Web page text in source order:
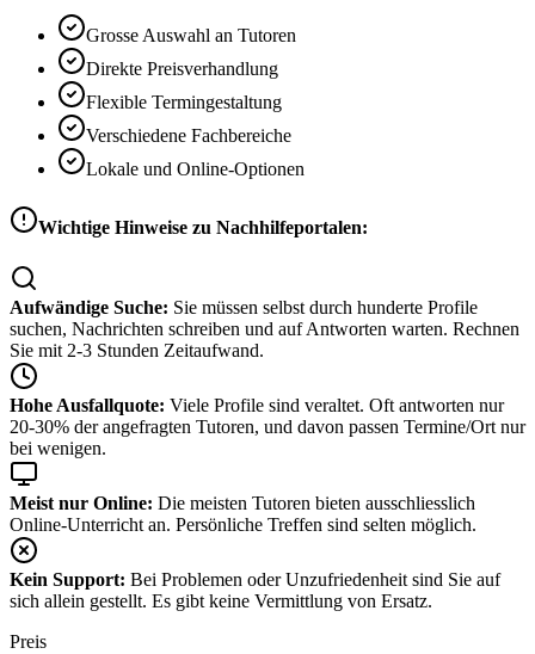
Grosse Auswahl an Tutoren
Direkte Preisverhandlung
Flexible Termingestaltung
Verschiedene Fachbereiche
Lokale und Online-Optionen
Wichtige Hinweise zu Nachhilfeportalen:
Aufwändige Suche: Sie müssen selbst durch hunderte Profile
suchen, Nachrichten schreiben und auf Antworten warten. Rechnen
Sie mit 2-3 Stunden Zeitaufwand.
Hohe Ausfallquote: Viele Profile sind veraltet. Oft antworten nur
20-30% der angefragten Tutoren, und davon passen Termine/Ort nur
bei wenigen.
Meist nur Online: Die meisten Tutoren bieten ausschliesslich
Online-Unterricht an. Persönliche Treffen sind selten möglich.
Kein Support: Bei Problemen oder Unzufriedenheit sind Sie auf
sich allein gestellt. Es gibt keine Vermittlung von Ersatz.
Preis